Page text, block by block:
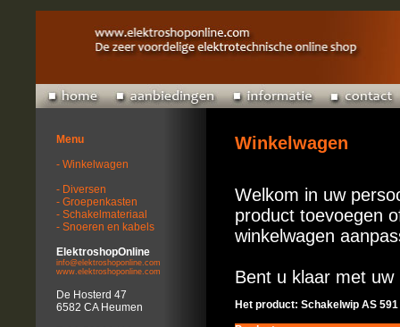
Menu
- Winkelwagen
- Diversen
- Groepenkasten
- Schakelmateriaal
- Snoeren en kabels
ElektroshopOnline
info@elektroshoponline.com
www.elektroshoponline.com
De Hosterd 47
6582 CA Heumen
Winkelwagen
Welkom in uw
product toevoegen
winkelwagen
Bent u klaar met
Het product: Schakelwip AS